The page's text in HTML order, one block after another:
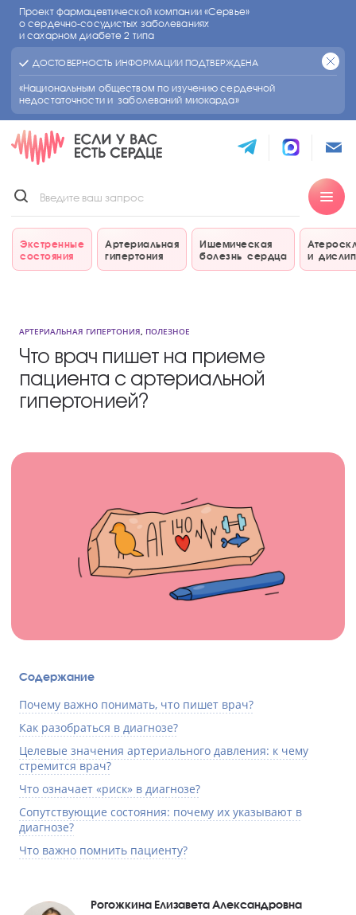
Проект фармацевтической компании «Сервье»
о сердечно-сосудистых заболеваниях
и сахарном диабете 2 типа
ДОСТОВЕРНОСТЬ ИНФОРМАЦИИ ПОДТВЕРЖДЕНА
«Национальным обществом по изучению сердечной
недостаточности и заболеваний миокарда»
Экстренные
состояния
Артериальная
гипертония
Ишемическая
болезнь сердца
и
АРТЕРИАЛЬНАЯ ГИПЕРТОНИЯ, ПОЛЕЗНОЕ
Что врач пишет на приеме
пациента с артериальной
гипертонией?
Содержание
Почему важно понимать, что пишет врач?
Как разобраться в диагнозе?
Целевые значения артериального давления: к чему
стремится врач?
Что означает «риск» в диагнозе?
Сопутствующие состояния: почему их указывают в
диагнозе?
Что важно помнить пациенту?
Рогожкина Елизавета Александровна